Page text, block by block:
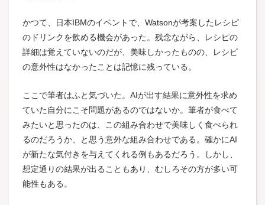
かつて、日本IBMのイベントで、Watsonが考案したレシピ
のドリンクを飲める機会があった。残念ながら、レシピの
詳細は覚えていないのだが、美味しかったものの、レシピ
の意外性はなかったことは記憶に残っている。
ここで筆者はふと気づいた。AIが出す結果に意外性を求め
ていた自分にこそ問題があるのではないか。筆者が食べて
みたいと思ったのは、この組み合わせで美味しく食べられ
るのだろうか、と思う意外な組み合わせである。確かにAI
が新たな気付きを与えてくれる例もあるだろう。しかし、
想定通りの結果が出ることもあり、むしろその方が多い可
能性もある。